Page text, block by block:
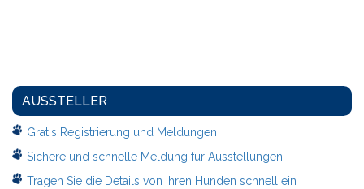
AUSSTELLER
Gratis Registrierung und Meldungen
Sichere und schnelle Meldung fur Ausstellungen
Tragen Sie die Details von Ihren Hunden schnell ein